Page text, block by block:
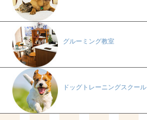
グルーミング教室
ドッグトレーニングスクール